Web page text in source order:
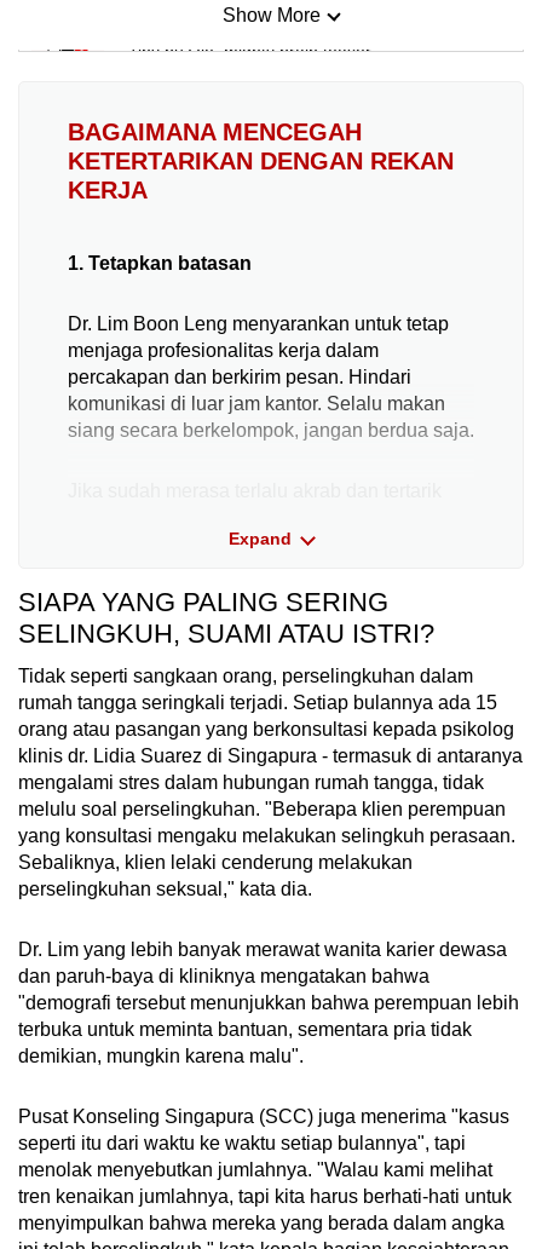
Mini Sudoku
Tiny puzzle, mighty brain teaser
Mini Crossword
Small grid, big challenge
Show More
Show Less
BAGAIMANA MENCEGAH
KETERTARIKAN DENGAN REKAN
KERJA
1. Tetapkan batasan
Dr. Lim Boon Leng menyarankan untuk tetap
menjaga profesionalitas kerja dalam
percakapan dan berkirim pesan. Hindari
komunikasi di luar jam kantor. Selalu makan
siang secara berkelompok, jangan berdua saja.
jaga jarak atau hindari interaksi di luar perkara
dari klinik Annabelle Psychology. "Mungkin
tidak mudah menahan diri untuk memikirkan
atau merasakan sesuatu. Hindarilah situasi
yang membuat Anda mewujudkan perasaan
tersebut."
2. Hindari bersentuhan fisik
Dr. Lim mengatakan, keintiman dengan rekan
kerja bisa dicegah dengan menahan diri untuk
tidak saling menggoda dan menghindari
sentuhan fisik, seperti menepuk punggung atau
3. Tingkatkan komunikasi dengan pasangan
Selesaikan masalah pernikahan Anda dengan
Jangan disimpan di dalam hati. "Komunikasi
yang terbuka dan jujur sangat penting dalam
menjaga kekuatan hubungan," kata dr. Lim.
"Jika muncul konflik antara Anda dan
Expand
SIAPA YANG PALING SERING
SELINGKUH, SUAMI ATAU ISTRI?
Tidak seperti sangkaan orang, perselingkuhan dalam
rumah tangga seringkali terjadi. Setiap bulannya ada 15
orang atau pasangan yang berkonsultasi kepada psikolog
klinis dr. Lidia Suarez di Singapura - termasuk di antaranya
mengalami stres dalam hubungan rumah tangga, tidak
melulu soal perselingkuhan. "Beberapa klien perempuan
yang konsultasi mengaku melakukan selingkuh perasaan.
Sebaliknya, klien lelaki cenderung melakukan
perselingkuhan seksual," kata dia.
Dr. Lim yang lebih banyak merawat wanita karier dewasa
dan paruh-baya di kliniknya mengatakan bahwa
"demografi tersebut menunjukkan bahwa perempuan lebih
terbuka untuk meminta bantuan, sementara pria tidak
demikian, mungkin karena malu".
Pusat Konseling Singapura (SCC) juga menerima "kasus
seperti itu dari waktu ke waktu setiap bulannya", tapi
menolak menyebutkan jumlahnya. "Walau kami melihat
tren kenaikan jumlahnya, tapi kita harus berhati-hati untuk
menyimpulkan bahwa mereka yang berada dalam angka